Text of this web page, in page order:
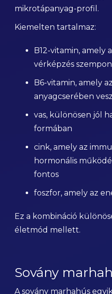
mikrotápanyag-profil.
Kiemelten tartalmaz:
B12-vitamin, amely
vérképzés
B6-vitamin, amely
anyagcserében
vas, különösen jól
formában
cink, amely az
hormonális
fontos
foszfor, amely az
Ez a kombináció
életmód mellett.
Sovány
A sovány marhahús